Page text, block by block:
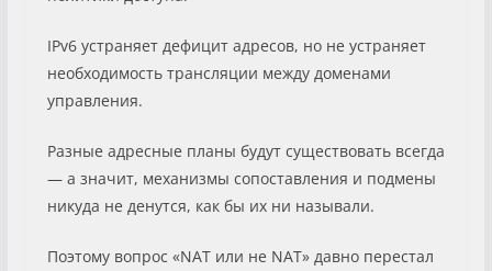
IPv6 устраняет дефицит адресов, но не устраняет
необходимость трансляции между доменами
управления.
Разные адресные планы будут существовать всегда
— а значит, механизмы сопоставления и подмены
никуда не денутся, как бы их ни называли.
Поэтому вопрос «NAT или не NAT» давно перестал